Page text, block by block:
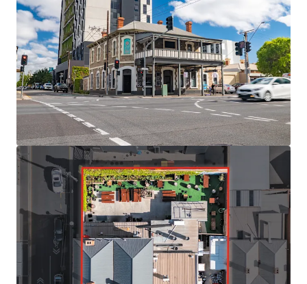
We highlight the key property features below:
High profile 723sqm* corner site in the
Adelaide CBD
Street frontage of in excess of 53 m*
Recently refurbished 604 sqm* two storey
hotel/pub with function space, beer garden
and balcony
Leased to Ed Castle Pty Ltd on a 2 year term
with a commencing rent of $167,000pa net
Favourable Capital City zone with height
allowances up to 43m (sta)
Close proximity to Uni SA West Campus and
TAFE SA
No stamp duty payable
For more information or to arrange an inspection,
please contact exclusive selling agent JLL.